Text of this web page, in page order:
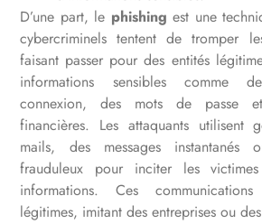
D’une part, le phishingest une
cybercriminels tentent de tromper
faisant passer pour des entités
informations sensibles comme
connexion, des mots de passe
financières. Les attaquants utilisent
mails, des messages
frauduleux pour inciter les
informations. Ces
légitimes, imitant des entreprises ou